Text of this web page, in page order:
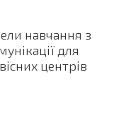
навчання з
для
центрів